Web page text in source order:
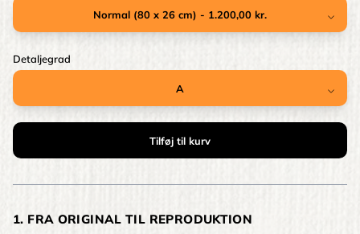
Detaljegrad
1. FRA ORIGINAL TIL REPRODUKTION